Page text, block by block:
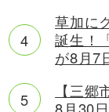
草加に
誕生！
が8月7
【三
8月30